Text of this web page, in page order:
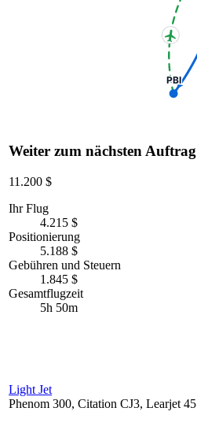
PBI
Weiter zum nächsten Auftrag
11.200 $
Ihr Flug
4.215 $
Positionierung
5.188 $
Gebühren und Steuern
1.845 $
Gesamtflugzeit
5h 50m
Light Jet
Phenom 300, Citation CJ3, Learjet 45